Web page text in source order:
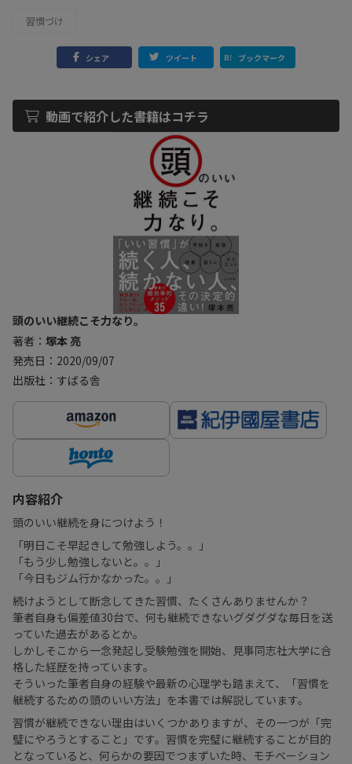
習慣づけ
シェア ツイート ブックマーク
動画で紹介した書籍はコチラ
頭のいい継続こそ力なり。
著者： 塚本 亮
発売日：2020/09/07
出版社：すばる舎
内容紹介
頭のいい継続を身につけよう！
「明日こそ早起きして勉強しよう。。」
「もう少し勉強しないと。。」
「今日もジム行かなかった。。」
続けようとして断念してきた習慣、たくさんありませんか？
筆者自身も偏差値30台で、何も継続できないグダグダな毎日を送
っていた過去があるとか。
しかしそこから一念発起し受験勉強を開始、見事同志社大学に合
格した経歴を持っています。
そういった筆者自身の経験や最新の心理学も踏まえて、「習慣を
継続するための頭のいい方法」を本書では解説しています。
習慣が継続できない理由はいくつかありますが、その一つが「完
璧にやろうとすること」です。習慣を完璧に継続することが目的
となっていると、何らかの要因でつまずいた時、モチベーション